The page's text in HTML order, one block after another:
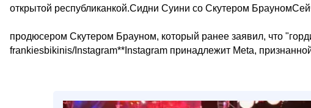
открытой республиканкой.Сидни Суини со Скутером
продюсером Скутером Брауном, который ранее заявил, что
frankiesbikinis/Instagram**Instagram принадлежит Meta,